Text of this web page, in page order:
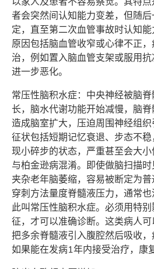
者会突然间认知能力变差，但随
定，直至第二次血管事故时认知
原因包括脑血管收窄或心律不正
治，例如置入脑血管支架或服用
进一步恶化。
常压性脑积水症：中央神经被脑
长，脑水代谢功能开始减慢，脑
造成脑室扩大，压迫周围神经组
征状包括短期记忆衰退、步态不
现小碎步的状态，严重甚至会大
与柏金逊病混淆。即使做脑扫描
夹杂老年脑萎缩，容易被断定为
穿刺方法量度脊髓液压力，通常
此叫常压性脑积水症。必须用特
征，才可以准确诊断。这类病人可
把多余脊髓液引入腹腔然后吸收，
如果能在发病1年内接受治疗，康